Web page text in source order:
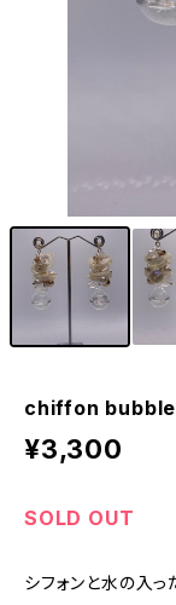
chiffon
¥3,300
SOLD OUT
シフォンと水の入